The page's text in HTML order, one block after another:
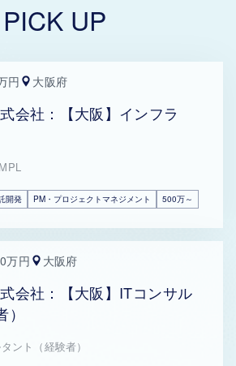
PICK UP
円 大阪府
会社：【大阪】インフラ
開発 PM・プロジェクトマネジメント 500万～
万円 大阪府
会社：【大阪】ITコンサル
ント（経験者）